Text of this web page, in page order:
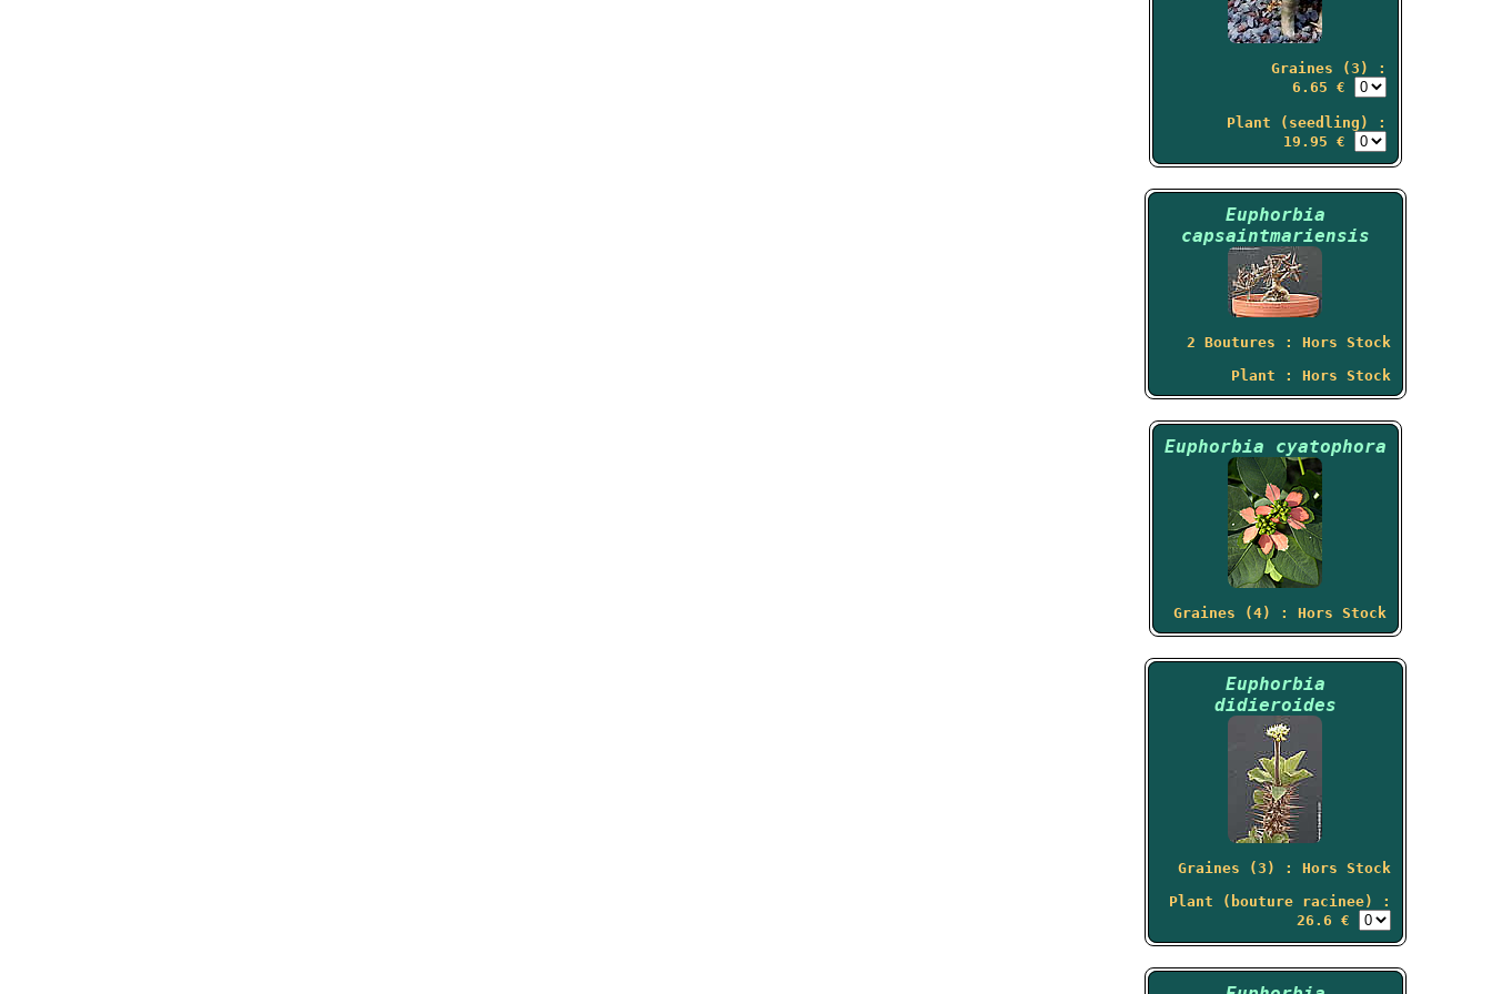
Graines (3) :
6.65 €
Plant (seedling) :
19.95 €
Euphorbia
capsaintmariensis
2 Boutures : Hors Stock
Plant : Hors Stock
Euphorbia cyatophora
Graines (4) : Hors Stock
Euphorbia
didieroides
Graines (3) : Hors Stock
Plant (bouture racinee) :
26.6 €